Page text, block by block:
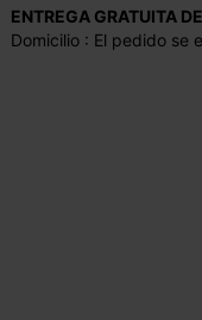
ENTREGA GRATUITA
Domicilio : El pedido se